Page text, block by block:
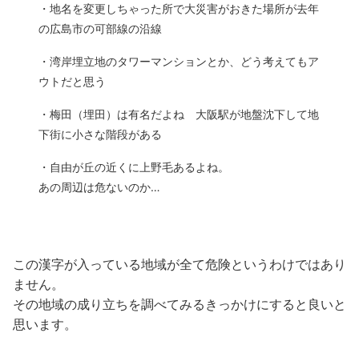
・地名を変更しちゃった所で大災害がおきた場所が去年
の広島市の可部線の沿線
・湾岸埋立地のタワーマンションとか、どう考えてもア
ウトだと思う
・梅田（埋田）は有名だよね 大阪駅が地盤沈下して地
下街に小さな階段がある
・自由が丘の近くに上野毛あるよね。
あの周辺は危ないのか…
この漢字が入っている地域が全て危険というわけではあり
ません。
その地域の成り立ちを調べてみるきっかけにすると良いと
思います。